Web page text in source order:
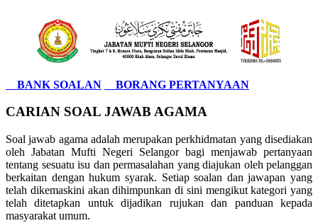
BANK SOALAN BORANG PERTANYAAN
CARIAN SOAL JAWAB AGAMA
Soal jawab agama adalah merupakan perkhidmatan yang disediakan
oleh Jabatan Mufti Negeri Selangor bagi menjawab pertanyaan
tentang sesuatu isu dan permasalahan yang diajukan oleh pelanggan
berkaitan dengan hukum syarak. Setiap soalan dan jawapan yang
telah dikemaskini akan dihimpunkan di sini mengikut kategori yang
telah ditetapkan untuk dijadikan rujukan dan panduan kepada
masyarakat umum.